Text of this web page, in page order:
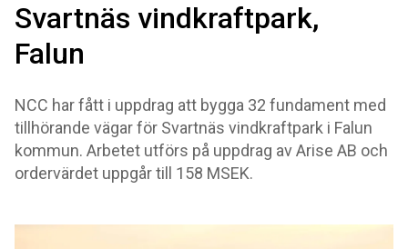
Svartnäs vindkraftpark,
Falun
NCC har fått i uppdrag att bygga 32 fundament med
tillhörande vägar för Svartnäs vindkraftpark i Falun
kommun. Arbetet utförs på uppdrag av Arise AB och
ordervärdet uppgår till 158 MSEK.